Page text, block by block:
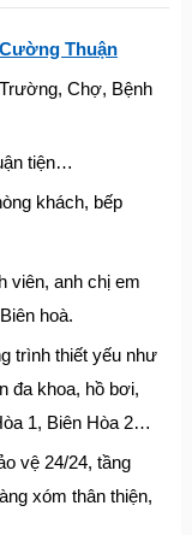
Cường Thuận
Chợ, Bệnh
tiện…
khách, bếp
viên, anh chị em
hoà.
trình thiết yếu như
đa khoa, hồ bơi,
1, Biên Hòa 2…
vệ 24/24, tầng
xóm thân thiện,